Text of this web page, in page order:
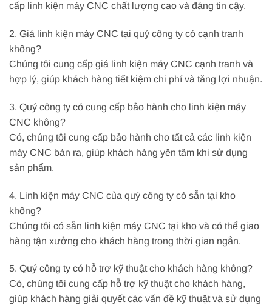
cấp linh kiện máy CNC chất lượng cao và đáng tin cậy.
2. Giá linh kiện máy CNC tại quý công ty có cạnh tranh
không?
Chúng tôi cung cấp giá linh kiện máy CNC cạnh tranh và
hợp lý, giúp khách hàng tiết kiệm chi phí và tăng lợi nhuận.
3. Quý công ty có cung cấp bảo hành cho linh kiện máy
CNC không?
Có, chúng tôi cung cấp bảo hành cho tất cả các linh kiện
máy CNC bán ra, giúp khách hàng yên tâm khi sử dụng
sản phẩm.
4. Linh kiện máy CNC của quý công ty có sẵn tại kho
không?
Chúng tôi có sẵn linh kiện máy CNC tại kho và có thể giao
hàng tận xưởng cho khách hàng trong thời gian ngắn.
5. Quý công ty có hỗ trợ kỹ thuật cho khách hàng không?
Có, chúng tôi cung cấp hỗ trợ kỹ thuật cho khách hàng,
giúp khách hàng giải quyết các vấn đề kỹ thuật và sử dụng